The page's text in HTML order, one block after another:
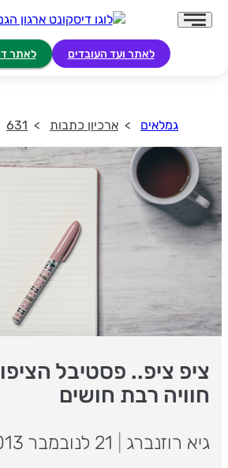
לאתר ועד העובדים לאתר
גמלאים ארכיון כתבות 631
חוויה רבת חושים
גיא רוזנברג